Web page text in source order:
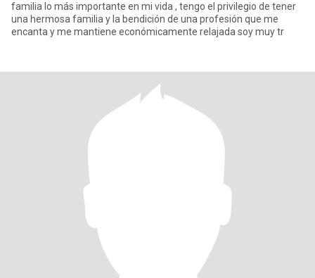
familia lo más importante en mi vida , tengo el privilegio de tener
una hermosa familia y la bendición de una profesión que me
encanta y me mantiene económicamente relajada soy muy tr